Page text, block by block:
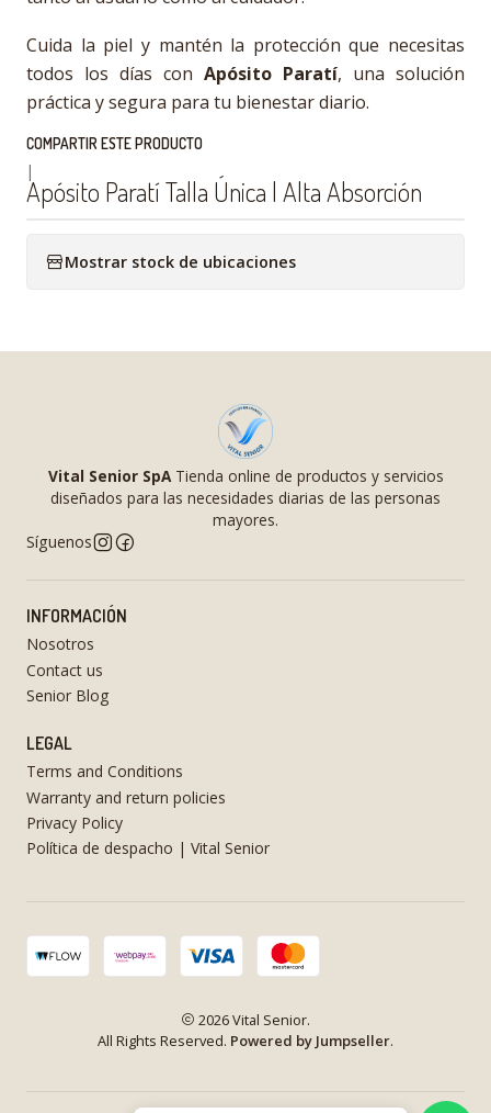
Cuida la piel y mantén la protección que necesitas
todos los días con Apósito Paratí, una solución
práctica y segura para tu bienestar diario.
COMPARTIR ESTE PRODUCTO
|
Apósito Paratí Talla Única | Alta Absorción
Mostrar stock de ubicaciones
Vital Senior SpATienda online de productos y servicios
diseñados para las necesidades diarias de las personas
mayores.
Síguenos
INFORMACIÓN
Nosotros
Contact us
Senior Blog
LEGAL
Terms and Conditions
Warranty and return policies
Privacy Policy
Política de despacho | Vital Senior
2026 Vital Senior.
All Rights Reserved. Powered by Jumpseller.